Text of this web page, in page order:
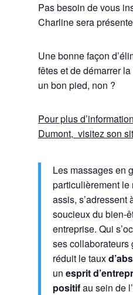
Pas besoin de vous
Charline sera présente
Une bonne façon
fêtes et de démarrer
un bon pied, non ?
Pour plus
Dumont, visitez son
Les massages en
particulièrement le
assis, s’adressent
soucieux du bien-
entreprise. Qui
ses collaborateurs
réduit le taux
un esprit
positifau sein de